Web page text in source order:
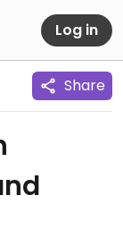
Log in
Share